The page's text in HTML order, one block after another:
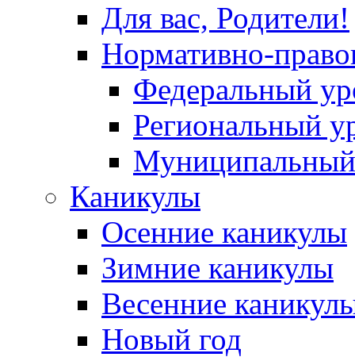
Для вас, Родители!
Нормативно-
Федеральный
Региональный
Каникулы
Осенние каникулы
Зимние каникулы
Весенние
Новый год